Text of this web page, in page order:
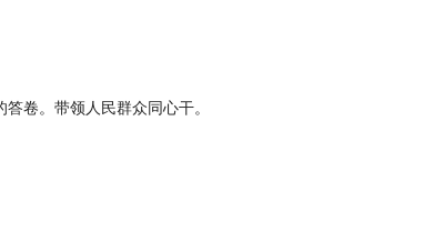
卷。带领人民群众同心干。